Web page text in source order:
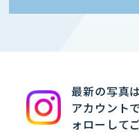
最新の写真
アカウント
ォローして